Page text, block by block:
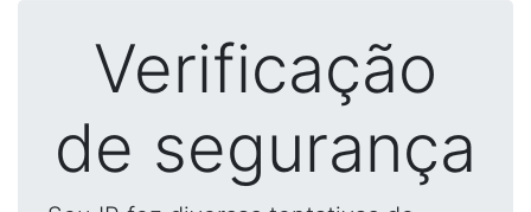
Verificação
de segurança